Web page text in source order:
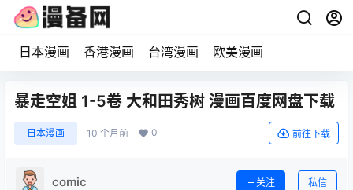
日本漫画 香港漫画 台湾漫画 欧美漫画
暴走空姐 1-5卷 大和田秀树 漫画百度网盘下载
日本漫画 10 个月前 0 前往下载
comic 关注 私信